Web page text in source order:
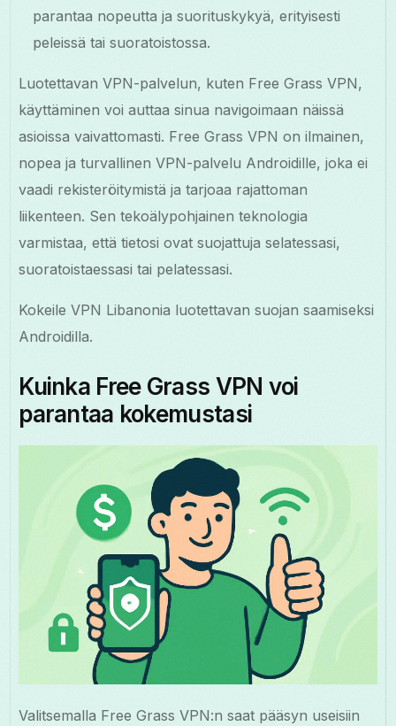
parantaa nopeutta ja suorituskykyä, erityisesti
peleissä tai suoratoistossa.
Luotettavan VPN-palvelun, kuten Free Grass VPN,
käyttäminen voi auttaa sinua navigoimaan näissä
asioissa vaivattomasti. Free Grass VPN on ilmainen,
nopea ja turvallinen VPN-palvelu Androidille, joka ei
vaadi rekisteröitymistä ja tarjoaa rajattoman
liikenteen. Sen tekoälypohjainen teknologia
varmistaa, että tietosi ovat suojattuja selatessasi,
suoratoistaessasi tai pelatessasi.
Kokeile VPN Libanonia luotettavan suojan saamiseksi
Androidilla.
Kuinka Free Grass VPN voi
parantaa kokemustasi
Valitsemalla Free Grass VPN:n saat pääsyn useisiin